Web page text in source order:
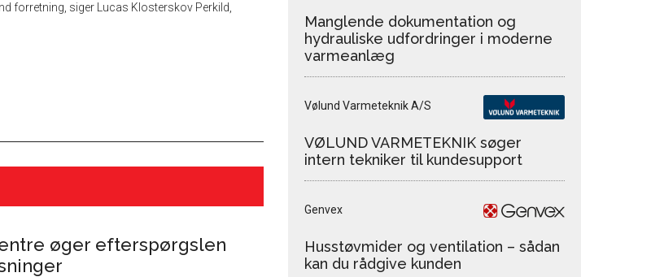
forretning, siger Lucas Klosterskov Perkild,
øger efterspørgslen
Manglende dokumentation og
hydrauliske udfordringer i moderne
varmeanlæg
Vølund Varmeteknik A/S
VØLUND VARMETEKNIK søger
intern tekniker til kundesupport
Genvex
Husstøvmider og ventilation – sådan
kan du rådgive kunden